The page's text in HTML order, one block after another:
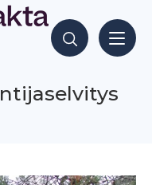
Hae sisältöjä